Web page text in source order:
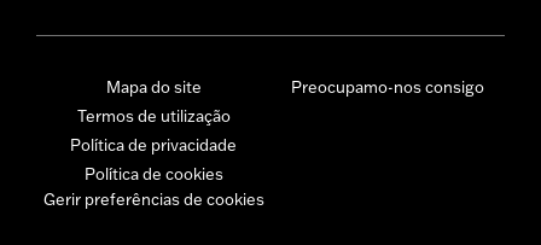
Mapa do site
Termos de utilização
Política de privacidade
Política de cookies
Gerir preferências de cookies
Preocupamo-nos consigo